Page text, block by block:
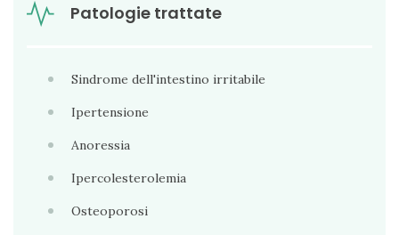
Patologie trattate
Sindrome dell'intestino irritabile
Ipertensione
Anoressia
Ipercolesterolemia
Osteoporosi